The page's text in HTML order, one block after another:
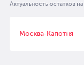
Актуальность остатков на
Москва-Капотня